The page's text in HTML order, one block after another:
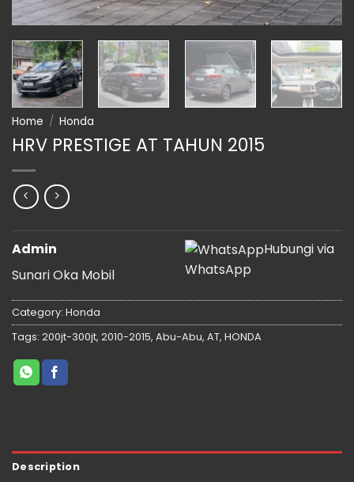
Home / Honda
HRV PRESTIGE AT TAHUN 2015
Admin
Sunari Oka Mobil
Hubungi via
WhatsApp
Category: Honda
Tags: 200jt-300jt, 2010-2015, Abu-Abu, AT, HONDA
Description